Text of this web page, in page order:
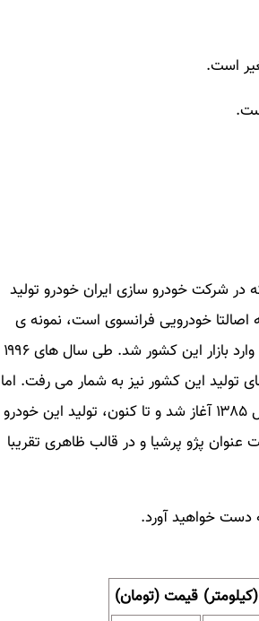
در شرکت خودرو سازی ایران خودرو تولید
خودرویی فرانسوی است، نمونه ی
ایرانی خودروی پژو ۴۰۶ در کشور فرانسه می باشد که پس از خودروی پژو ۴۰۵ وارد بازار این کشور شد. طی سال های ۱۹۹۶
های تولید این کشور نیز به شمار می رفت. اما
در کشور ایران، تولید این خودرو توسط شرکت خودرو سازی ایران خودرو از سال ۱۳۸۵ آغاز شد و تا کنون، تولید این خودرو
پژو پرشیا و در قالب ظاهری تقریبا
دست خواهید آورد.​
قیمت (تومان)